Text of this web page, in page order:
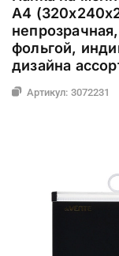
A4
фольгой,
дизайна
Артикул: 3072231